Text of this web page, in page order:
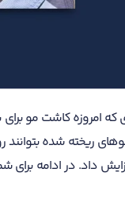
امروزه کاشت مو برای
ریخته شده
داد. در ادامه برای